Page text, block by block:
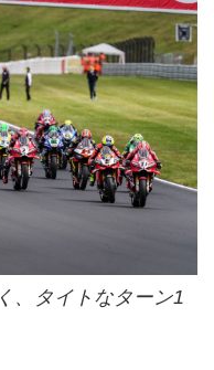
、タイトなターン1